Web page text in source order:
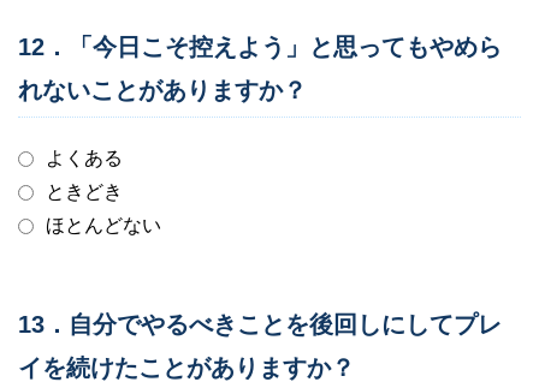
12．「今日こそ控えよう」と思ってもやめら
れないことがありますか？
よくある
ときどき
ほとんどない
13．自分でやるべきことを後回しにしてプレ
イを続けたことがありますか？